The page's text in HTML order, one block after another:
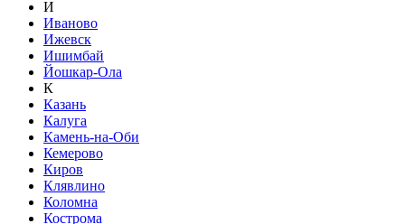
И
Иваново
Ижевск
Ишимбай
Йошкар-Ола
К
Казань
Калуга
Камень-на-Оби
Кемерово
Киров
Клявлино
Коломна
Кострома